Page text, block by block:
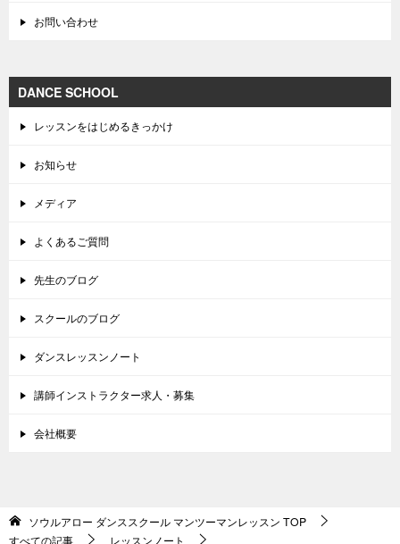
お問い合わせ
DANCE SCHOOL
レッスンをはじめるきっかけ
お知らせ
メディア
よくあるご質問
先生のブログ
スクールのブログ
ダンスレッスンノート
講師インストラクター求人・募集
会社概要
ソウルアロー ダンススクール マンツーマンレッスン TOP
すべての記事
レッスンノート